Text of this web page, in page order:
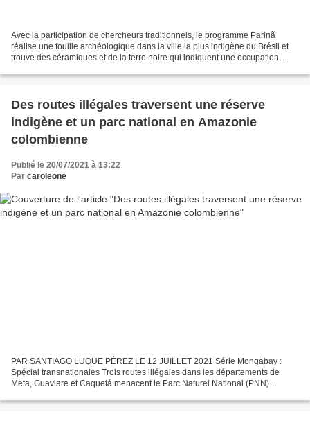
Avec la participation de chercheurs traditionnels, le programme Parinã
réalise une fouille archéologique dans la ville la plus indigène du Brésil et
trouve des céramiques et de la terre noire qui indiquent une occupation
Des routes illégales traversent une réserve
indigène et un parc national en Amazonie
colombienne
Publié le 20/07/2021 à 13:22
Par caroleone
PAR SANTIAGO LUQUE PÉREZ LE 12 JUILLET 2021 Série Mongabay :
Spécial transnationales Trois routes illégales dans les départements de
Meta, Guaviare et Caquetá menacent le Parc Naturel National (PNN)